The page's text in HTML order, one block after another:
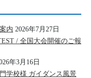
内 2026年7月27日
/ 全国大会開催のご報
年3月16日
学校様 ガイダンス風景